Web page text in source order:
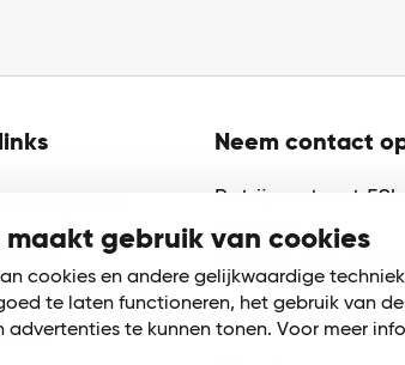
maakt gebruik van cookies
cookies en andere gelijkwaardige
te laten functioneren, het gebruik van
te kunnen tonen. Voor meer
Neem contact
Patrijzenstraat 59b
2922 GN
0180 745 002